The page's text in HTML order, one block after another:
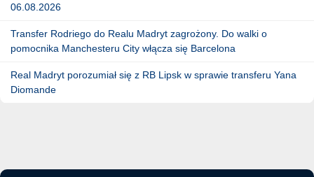
06.08.2026
Transfer Rodriego do Realu Madryt zagrożony. Do walki o
pomocnika Manchesteru City włącza się Barcelona
Real Madryt porozumiał się z RB Lipsk w sprawie transferu Yana
Diomande